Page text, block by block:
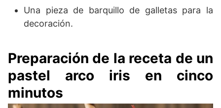
Una pieza de barquillo de galletas para la
decoración.
Preparación de la receta de un
pastel arco iris en cinco
minutos